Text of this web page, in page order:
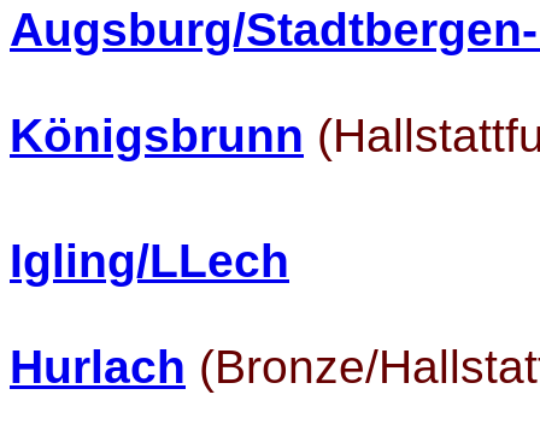
Augsburg/
Königsbrunn
Igling/LLech
Hurlach (Bronze/